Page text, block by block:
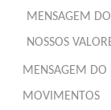
MENSAGEM
NOSSOS
MENSAGEM DO
MOVIMENTOS